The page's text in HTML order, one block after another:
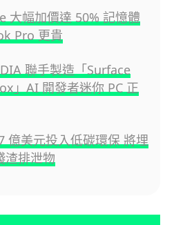
大幅加價達 50% 記憶體
Pro 更貴
聯手製造「Surface
」AI 開發者迷你 PC 正
億美元投入低碳環保 將埋
渣排泄物